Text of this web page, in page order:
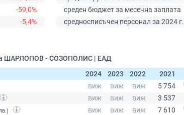
-59,0%
-5,4%
среден бюджет за месечна заплата
средносписъчен персонал за 2024 г.
ШАРЛОПОВ - СОЗОПОЛИС | ЕАД
2024
2023 2022 2021